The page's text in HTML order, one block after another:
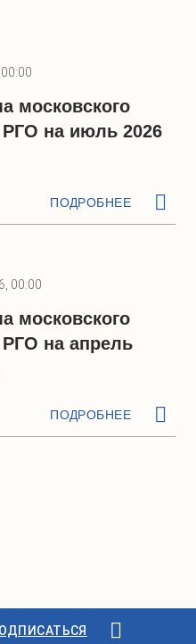
московского
РГО на июль 2026
ПОДРОБНЕЕ
00:00
московского
РГО на апрель
ПОДРОБНЕЕ